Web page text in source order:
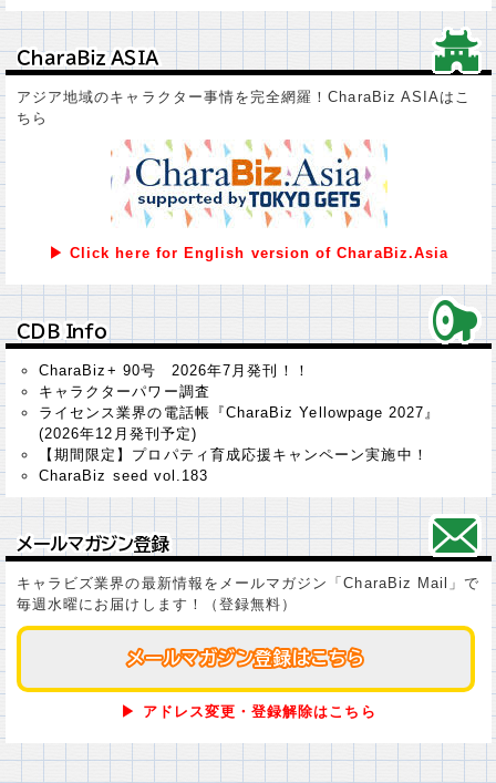
ＣｈａｒａＢｉｚ ＡＳＩＡ
ＣｈａｒａＢｉｚ ＡＳＩＡ
アジア地域のキャラクター事情を完全網羅！CharaBiz ASIAはこ
ちら
▶ Click here for English version of CharaBiz.Asia
ＣＤＢ Ｉｎｆｏ
ＣＤＢ Ｉｎｆｏ
CharaBiz+ 90号 2026年7月発刊！！
キャラクターパワー調査
ライセンス業界の電話帳『CharaBiz Yellowpage 2027』
(2026年12月発刊予定)
【期間限定】プロパティ育成応援キャンペーン実施中！
CharaBiz seed vol.183
メールマガジン登録
メールマガジン登録
キャラビズ業界の最新情報をメールマガジン「CharaBiz Mail」で
毎週水曜にお届けします！（登録無料）
メールマガジン登録はこちら
メールマガジン登録はこちら
▶ アドレス変更・登録解除はこちら